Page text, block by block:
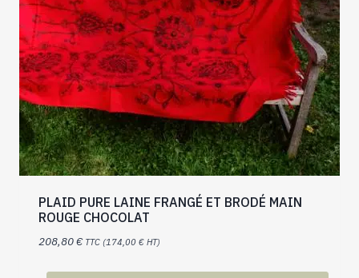
PLAID PURE LAINE FRANGÉ ET BRODÉ MAIN
ROUGE CHOCOLAT
208,80€ TTC (174,00 € HT)